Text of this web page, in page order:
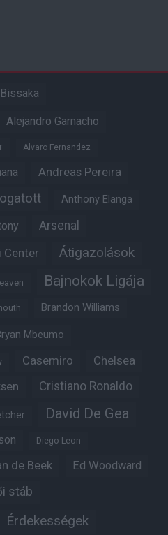
Alejandro Garnacho
Alvaro Fernandez
Andreas Pereira
Anthony Elanga
Arsenal
Center Átigazolások
Bajnokok Ligája
Brandon Williams
Mbeumo
Casemiro Chelsea
Cristiano Ronaldo
David De Gea
Diego Leon
de Beek Ed Woodward
stáb
Érdekességek